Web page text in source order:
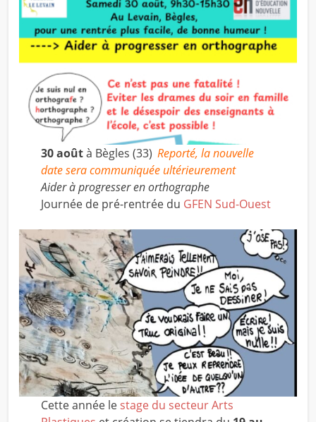
30 aoûtà Bègles (33) Reporté, la nouvelle
date sera communiquée ultérieurement
Aider à progresser en orthographe
Journée de pré-rentrée du GFEN Sud-Ouest
Cette année le stage du secteur Arts